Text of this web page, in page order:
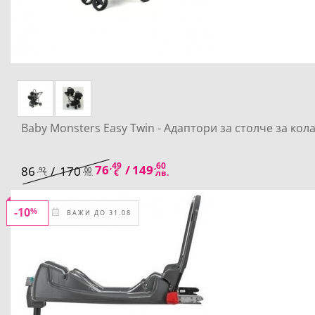
Baby Monsters Easy Twin - Адаптори за столче за кола
86 ,92€ /170 ,00
лв. 76,49
€ /149,60
лв.
ВАЖИ ДО 31.08
-10%